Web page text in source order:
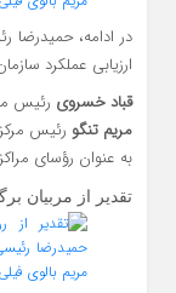
در ادامه، حمیدرضا
ارزیابی عملکرد
قباد خسروی رئیس
مریم تنگو رئیس
به عنوان رؤسای
تقدیر از مربیان